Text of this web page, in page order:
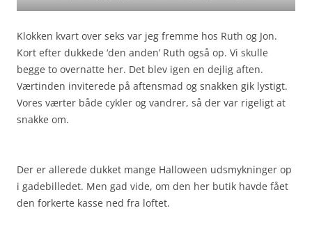
Klokken kvart over seks var jeg fremme hos Ruth og Jon.
Kort efter dukkede ‘den anden’ Ruth også op. Vi skulle
begge to overnatte her. Det blev igen en dejlig aften.
Værtinden inviterede på aftensmad og snakken gik lystigt.
Vores værter både cykler og vandrer, så der var rigeligt at
snakke om.
Der er allerede dukket mange Halloween udsmykninger op
i gadebilledet. Men gad vide, om den her butik havde fået
den forkerte kasse ned fra loftet.